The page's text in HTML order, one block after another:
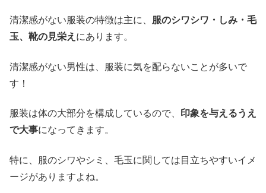
清潔感がない服装の特徴は主に、 服のシワシワ・しみ・毛
玉、靴の見栄え にあります。
清潔感がない男性は、服装に気を配らないことが多いで
す！
服装は体の大部分を構成しているので、 印象を与えるうえ
で大事になってきます。
特に、服のシワやシミ、毛玉に関しては目立ちやすいイメ
ージがありますよね。